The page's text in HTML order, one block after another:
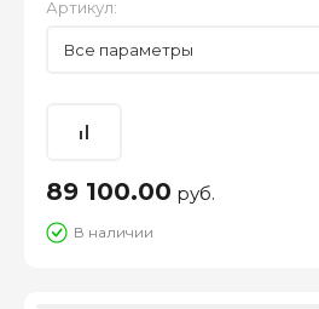
Артикул:
Все параметры
89 100.00 руб.
В наличии